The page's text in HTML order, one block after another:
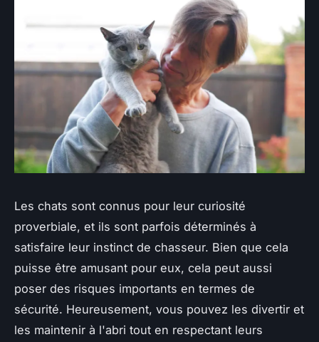
Les chats sont connus pour leur curiosité
proverbiale, et ils sont parfois déterminés à
satisfaire leur instinct de chasseur. Bien que cela
puisse être amusant pour eux, cela peut aussi
poser des risques importants en termes de
sécurité. Heureusement, vous pouvez les divertir et
les maintenir à l'abri tout en respectant leurs